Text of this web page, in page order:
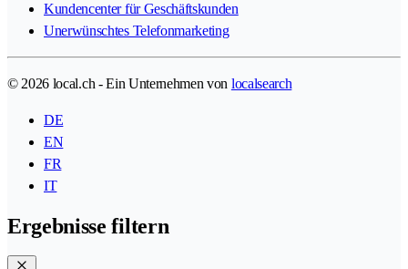
Kundencenter für Geschäftskunden
Unerwünschtes Telefonmarketing
© 2026 local.ch - Ein Unternehmen von localsearch
DE
EN
FR
IT
Ergebnisse filtern